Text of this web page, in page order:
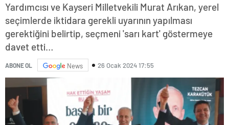
Yardımcısı ve Kayseri Milletvekili Murat Arıkan, yerel
seçimlerde iktidara gerekli uyarının yapılması
gerektiğini belirtip, seçmeni 'sarı kart' göstermeye
davet etti…
ABONE OL News 26 Ocak 2024 17:55